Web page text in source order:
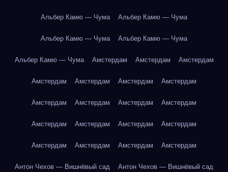
Альбер Камю — Чума Альбер Камю — Чума
Альбер Камю — Чума Альбер Камю — Чума
Альбер Камю — Чума Амстердам Амстердам Амстердам
Амстердам Амстердам Амстердам Амстердам
Амстердам Амстердам Амстердам Амстердам
Амстердам Амстердам Амстердам Амстердам
Амстердам Амстердам Амстердам Амстердам
Антон Чехов — Вишнёвый сад Антон Чехов — Вишнёвый сад